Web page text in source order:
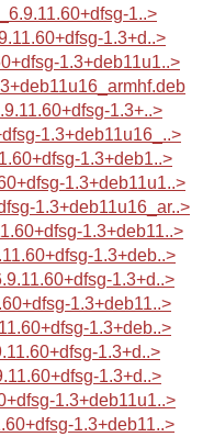
1..>
1.3+d..>
1.3+deb11u1..>
1.3+..>
1.3+deb11u16_..>
1.3+deb1..>
1.3+deb11u1..>
1.3+deb11u16_ar..>
1.3+deb11..>
1.3+deb..>
1.3+d..>
1.3+deb11..>
1.3+deb..>
1.3+d..>
1.3+d..>
1.3+deb11u1..>
1.3+deb11..>